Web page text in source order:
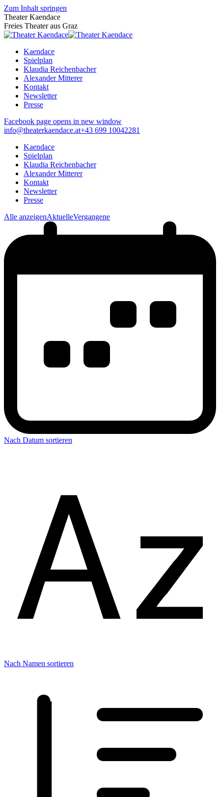
Zum Inhalt springen
Theater Kaendace
Freies Theater aus Graz
Kaendace
Spielplan
Klaudia Reichenbacher
Alexander Mitterer
Kontakt
Newsletter
Presse
Facebook page opens in new window
info@theaterkaendace.at‭+43 699 10042281‬
Kaendace
Spielplan
Klaudia Reichenbacher
Alexander Mitterer
Kontakt
Newsletter
Presse
Alle anzeigenAktuelleVergangene
Nach Datum sortieren
Nach Namen sortieren